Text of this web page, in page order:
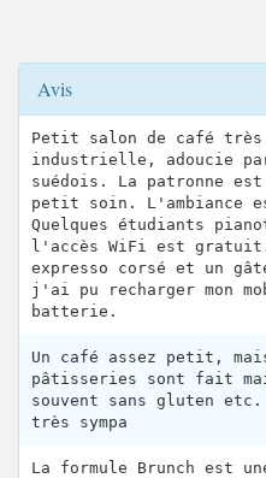
Avis
Petit salon de café
industrielle, adoucie
suédois. La patronne
petit soin. L'ambiance
Quelques étudiants
l'accès WiFi est gratuit.
expresso corsé et un
j'ai pu recharger mon
batterie.
Un café assez petit,
pâtisseries sont fait
souvent sans gluten
très sympa
La formule Brunch est